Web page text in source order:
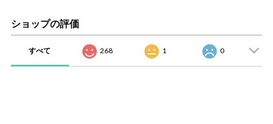
ショップの評価
すべて 268 1 0